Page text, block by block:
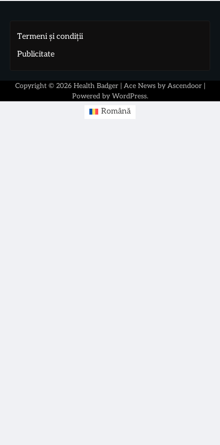
Termeni și condiții
Publicitate
Copyright © 2026 Health Badger| Ace News by Ascendoor|
Powered by WordPress.
Română